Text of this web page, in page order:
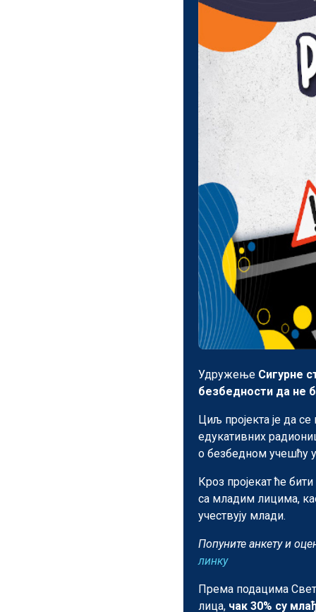
Удружење Сигурне
безбедности да не
Циљ пројекта је да
едукативних
о безбедном учешћу у
Кроз пројекат ће
са младим лицима,
учествују млади.
Попуните анкету и
линку
Према подацима
лица, чак 30% су